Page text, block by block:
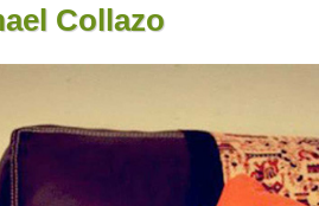
Collazo